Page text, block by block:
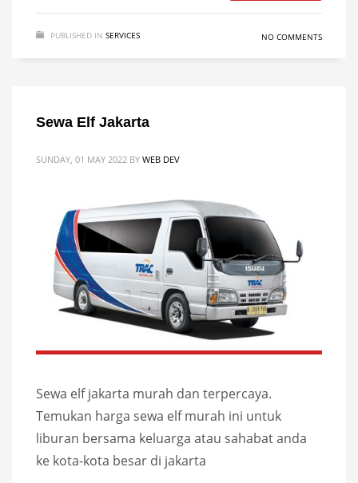
PUBLISHED IN SERVICES NO COMMENTS
Sewa Elf Jakarta
SUNDAY, 01 MAY 2022 BY WEB DEV
Sewa elf jakarta murah dan terpercaya.
Temukan harga sewa elf murah ini untuk
liburan bersama keluarga atau sahabat anda
ke kota-kota besar di jakarta